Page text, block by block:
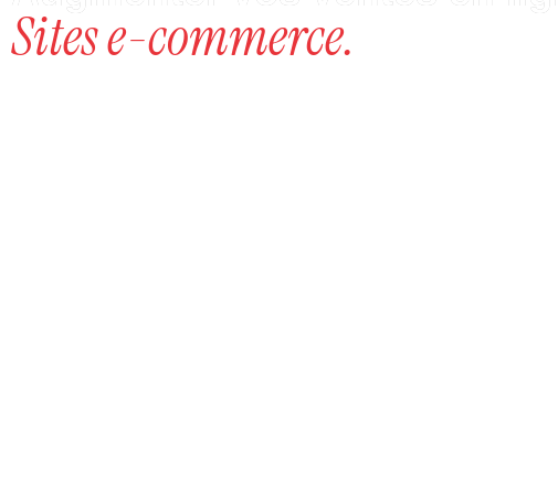
Sites e-commerce.